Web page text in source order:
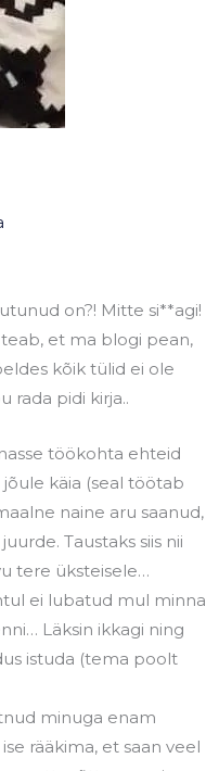
on?! Mitte si**agi!
et ma blogi pean,
kõik tülid ei ole
rada pidi kirja..
töökohta ehteid
käia (seal töötab
naine aru saanud,
Taustaks siis nii
tere üksteisele…
ei lubatud mul minna
Läksin ikkagi ning
istuda (tema poolt
minuga enam
rääkima, et saan veel